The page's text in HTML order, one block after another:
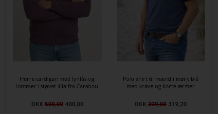
Herre cardigan med lynlås og
lommer i støvet lilla fra Carabou
DKK500,00 400,00
Polo shirt til mænd i mørk blå
med krave og korte ærmer
DKK399,00 319,20